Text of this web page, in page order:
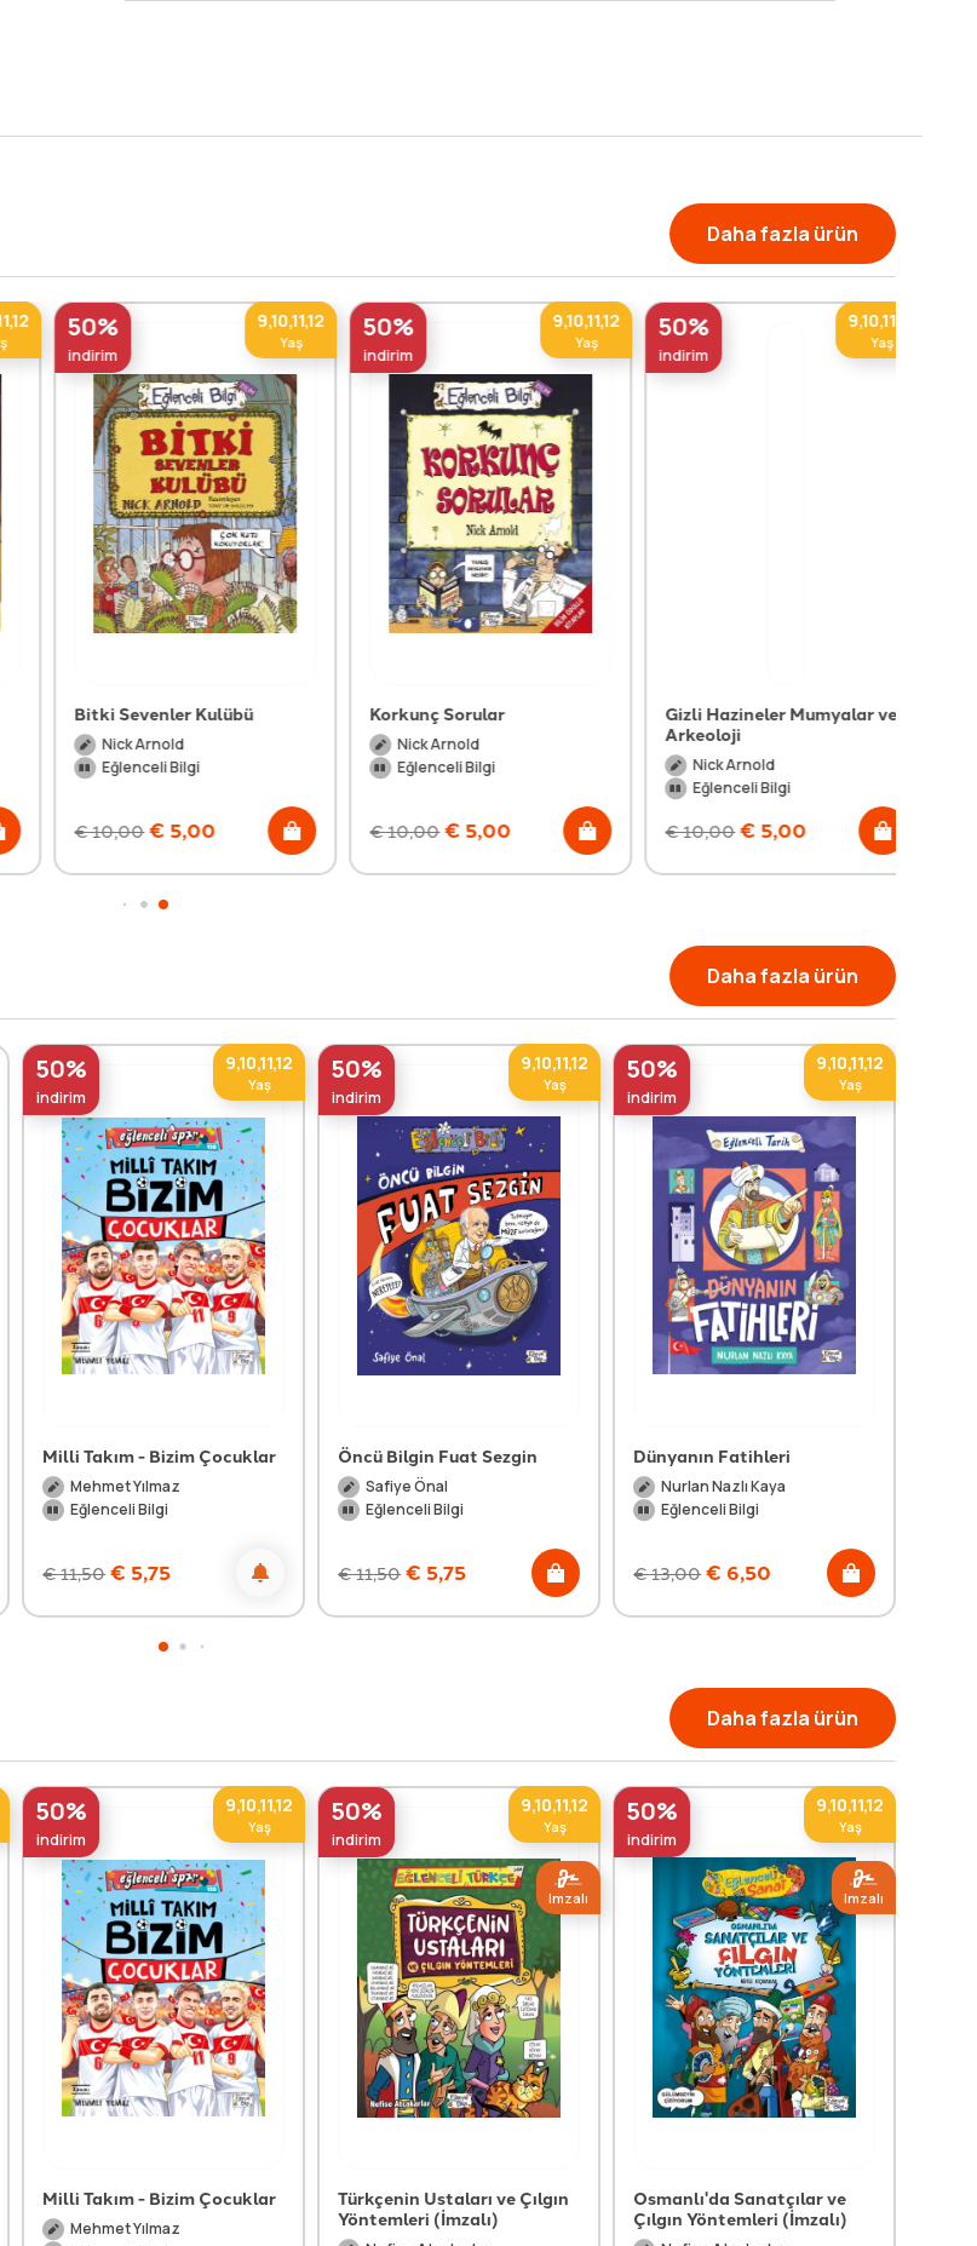
Daha fazla ürün
50%
indirim
9,10,11,12
Bitki Sevenler Kulübü
Nick Arnold
Eğlenceli Bilgi
10,00 €5,00
50%
indirim
9,10,11,12
Korkunç Sorular
Nick Arnold
Eğlenceli Bilgi
10,00 €5,00
50%
indirim
9,10,11,12
Gizli Hazineler Mumyalar ve
Arkeoloji
Nick Arnold
Eğlenceli Bilgi
10,00 €5,00
Daha fazla ürün
50%
indirim
9,10,11,12
Yaş
Milli Takım - Bizim Çocuklar
Mehmet Yılmaz
Eğlenceli Bilgi
€11,50 € 5,75
50%
indirim
9,10,11,12
Yaş
Öncü Bilgin Fuat Sezgin
Safiye Önal
Eğlenceli Bilgi
€11,50 € 5,75
50%
indirim
9,10,11,12
Yaş
Dünyanın Fatihleri
Nurlan Nazlı Kaya
Eğlenceli Bilgi
€13,00 € 6,50
Daha fazla ürün
50%
indirim
9,10,11,12
Yaş
Milli Takım - Bizim Çocuklar
Mehmet Yılmaz
50%
indirim
9,10,11,12
Yaş
Imzalı
Türkçenin Ustaları ve Çılgın
Yöntemleri (İmzalı)
50%
indirim
9,10,11,12
Yaş
Imzalı
Osmanlı'da Sanatçılar ve
Çılgın Yöntemleri (İmzalı)